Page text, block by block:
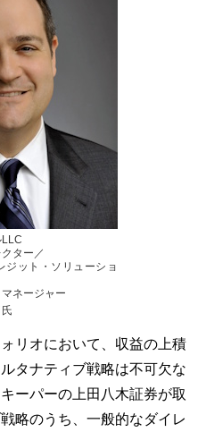
ター／
ジット・ソリューショ
ネージャー
氏
リオにおいて、収益の上積
タナティブ戦略は不可欠な
ーパーの上田八木証券が取
略のうち、一般的なダイレ